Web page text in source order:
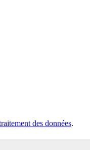
des données.